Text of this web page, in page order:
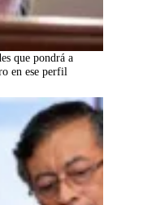
que pondrá a
en ese perfil